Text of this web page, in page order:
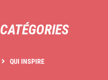
CATÉGORIES
QUI INSPIRE